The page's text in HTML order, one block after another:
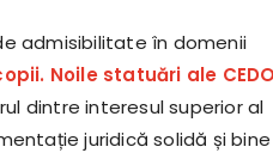
admisibilitate în domenii
Noile statuări ale
dintre interesul superior al
juridică solidă și bine